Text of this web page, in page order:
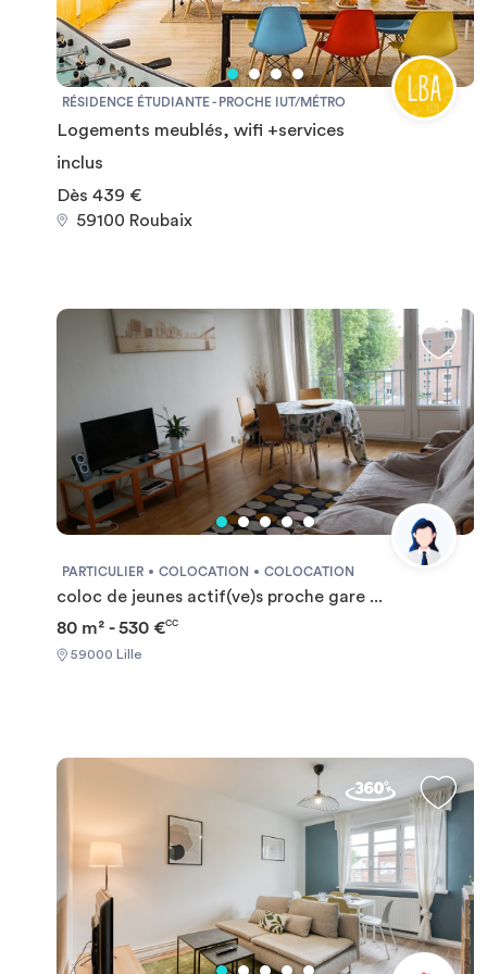
RÉSIDENCE ÉTUDIANTE - PROCHE IUT/MÉTRO
Logements meublés, wifi +services
inclus
Dès 439 €
59100 Roubaix
PARTICULIER COLOCATION COLOCATION
coloc de jeunes actif(ve)s proche gare ...
80 m² - 530 €CC
59000 Lille